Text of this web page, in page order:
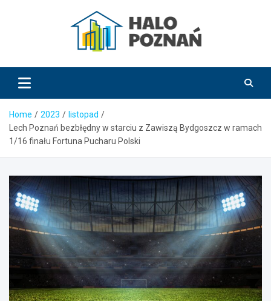
HaloPoznań.pl
Home 2023
listopad
Lech Poznań bezbłędny w starciu z Zawiszą Bydgoszcz w ramach
1/16 finału Fortuna Pucharu Polski